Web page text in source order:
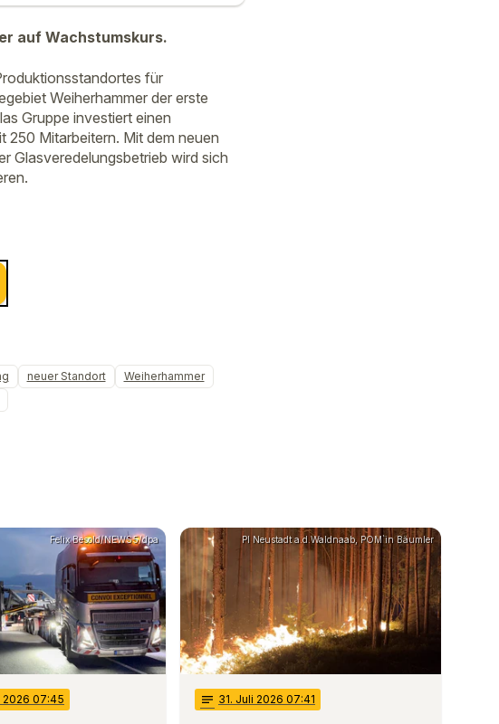
auf Wachstumskurs.
für
Weiherhammer der erste
Gruppe investiert einen
250 Mitarbeitern. Mit dem neuen
Glasveredelungsbetrieb wird sich
neuer Standort
Weiherhammer
Felix Besold/NEWS5/dpa
2026 07:45
PI Neustadt a.d.Waldnaab, POM`in Bäumler
notes 31. Juli 2026 07:41